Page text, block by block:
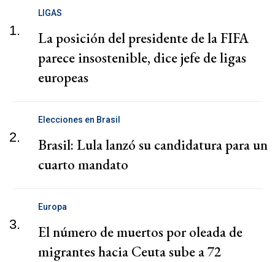
1.
LIGAS
La posición del presidente de la FIFA
parece insostenible, dice jefe de ligas
europeas
2.
Elecciones en Brasil
Brasil: Lula lanzó su candidatura para un
cuarto mandato
3.
Europa
El número de muertos por oleada de
migrantes hacia Ceuta sube a 72